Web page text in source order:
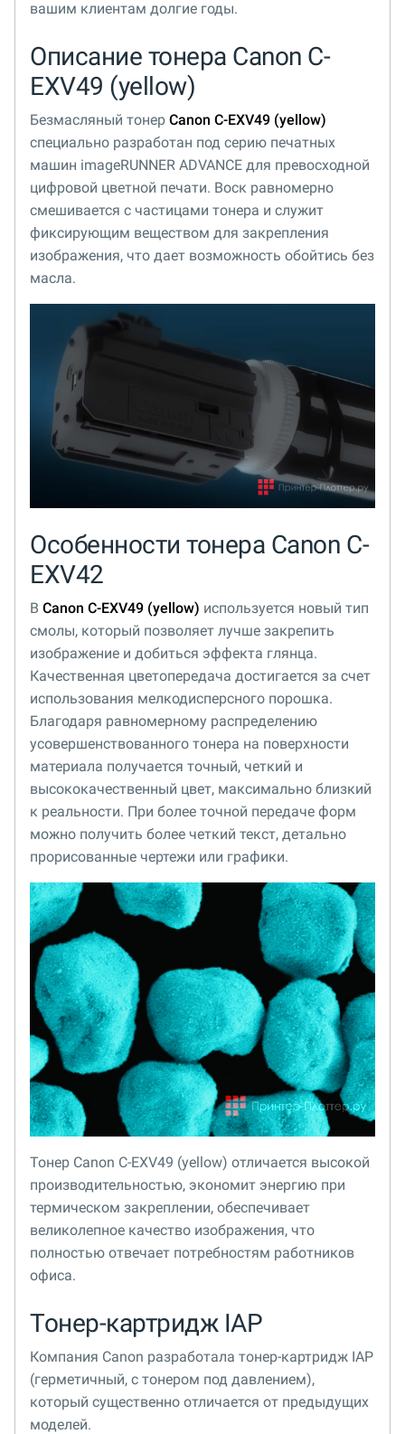
вашим клиентам долгие годы.
Описание тонера Canon C-
EXV49 (yellow)
Безмасляный тонер Canon C-EXV49 (yellow)
специально разработан под серию печатных
машин imageRUNNER ADVANCE для превосходной
цифровой цветной печати. Воск равномерно
смешивается с частицами тонера и служит
фиксирующим веществом для закрепления
изображения, что дает возможность обойтись без
масла.
Особенности тонера Canon C-
EXV42
В Canon C-EXV49 (yellow) используется новый тип
смолы, который позволяет лучше закрепить
изображение и добиться эффекта глянца.
Качественная цветопередача достигается за счет
использования мелкодисперсного порошка.
Благодаря равномерному распределению
усовершенствованного тонера на поверхности
материала получается точный, четкий и
высококачественный цвет, максимально близкий
к реальности. При более точной передаче форм
можно получить более четкий текст, детально
прорисованные чертежи или графики.
Тонер Canon C-EXV49 (yellow) отличается высокой
производительностью, экономит энергию при
термическом закреплении, обеспечивает
великолепное качество изображения, что
полностью отвечает потребностям работников
офиса.
Тонер-картридж IAP
Компания Canon разработала тонер-картридж IAP
(герметичный, с тонером под давлением),
который существенно отличается от предыдущих
моделей.